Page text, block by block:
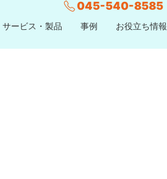
045-540-8585
サービス・製品 事例 お役立ち情報